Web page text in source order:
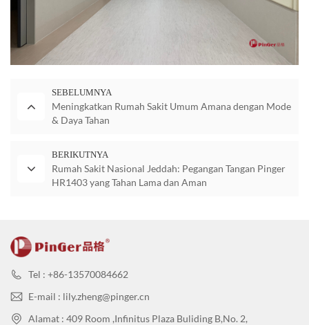
SEBELUMNYA
Meningkatkan Rumah Sakit Umum Amana dengan Mode
& Daya Tahan
BERIKUTNYA
Rumah Sakit Nasional Jeddah: Pegangan Tangan Pinger
HR1403 yang Tahan Lama dan Aman
Tel : +86-13570084662
E-mail : lily.zheng@pinger.cn
Alamat : 409 Room ,Infinitus Plaza Buliding B,No. 2,